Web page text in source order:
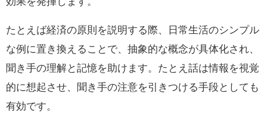
たとえば経済の原則を説明する際、日常生活のシンプル
な例に置き換えることで、抽象的な概念が具体化され、
聞き手の理解と記憶を助けます。たとえ話は情報を視覚
的に想起させ、聞き手の注意を引きつける手段としても
有効です。